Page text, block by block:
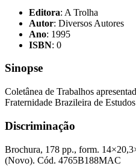
Editora: A Trolha
Autor: Diversos Autores
Ano: 1995
ISBN: 0
Sinopse
Coletânea de Trabalhos
Fraternidade Brazileira de
Discriminação
Brochura, 178 pp., form.
(Novo). Cód. 4765B188MAC